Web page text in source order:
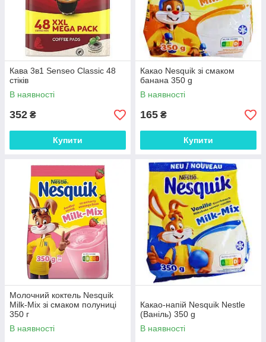
Кава 3в1 Senseo Classic 48
стіків
В наявності
352 ₴
Купити
Какао Nesquik зі смаком
банана 350 g
В наявності
165 ₴
Купити
Молочний коктель Nesquik
Milk-Mix зі смаком полуниці
350 г
В наявності
Какао-напій Nesquik Nestle
(Ваніль) 350 g
В наявності